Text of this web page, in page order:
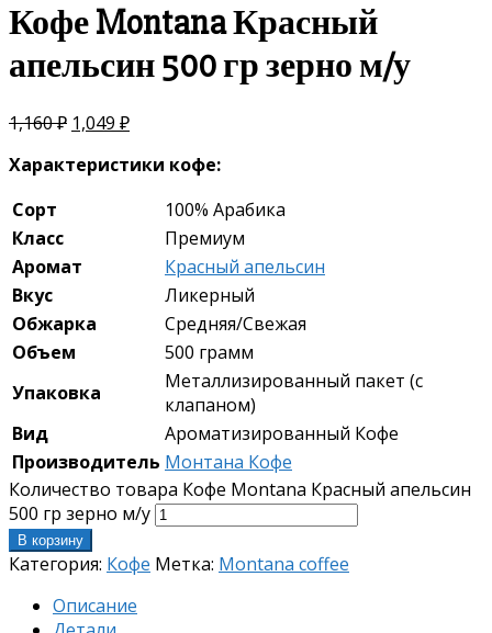
Кофе Montana Красный
апельсин 500 гр зерно м/у
1,160₽ 1,049 ₽
Характеристики кофе:
Сорт
100% Арабика
Класс
Премиум
Аромат
Красный апельсин
Вкус
Ликерный
Обжарка
Средняя/Свежая
Объем
500 грамм
Упаковка
Металлизированный пакет (с
клапаном)
Вид
Ароматизированный Кофе
Производитель Монтана Кофе
Количество товара Кофе Montana Красный апельсин
500 гр зерно м/у
В корзину
Категория: Кофе Метка: Montana coffee
Описание